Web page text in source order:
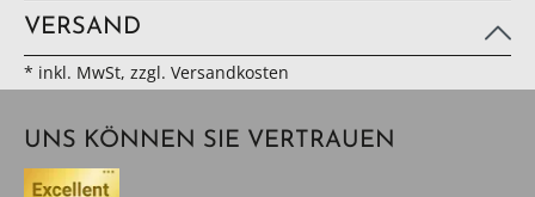
VERSAND
* inkl. MwSt, zzgl. Versandkosten
UNS KÖNNEN SIE VERTRAUEN